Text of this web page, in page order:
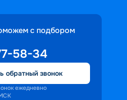
с подбором
58-34
обратный звонок
ежедневно